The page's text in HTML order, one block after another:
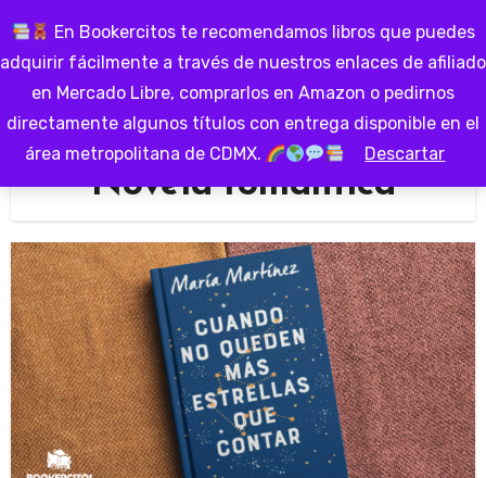
En Bookercitos te recomendamos libros que puedes
adquirir fácilmente a través de nuestros enlaces de afiliado
en Mercado Libre, comprarlos en Amazon o pedirnos
directamente algunos títulos con entrega disponible en el
área metropolitana de CDMX.
Descartar
contenido
Novela romántica